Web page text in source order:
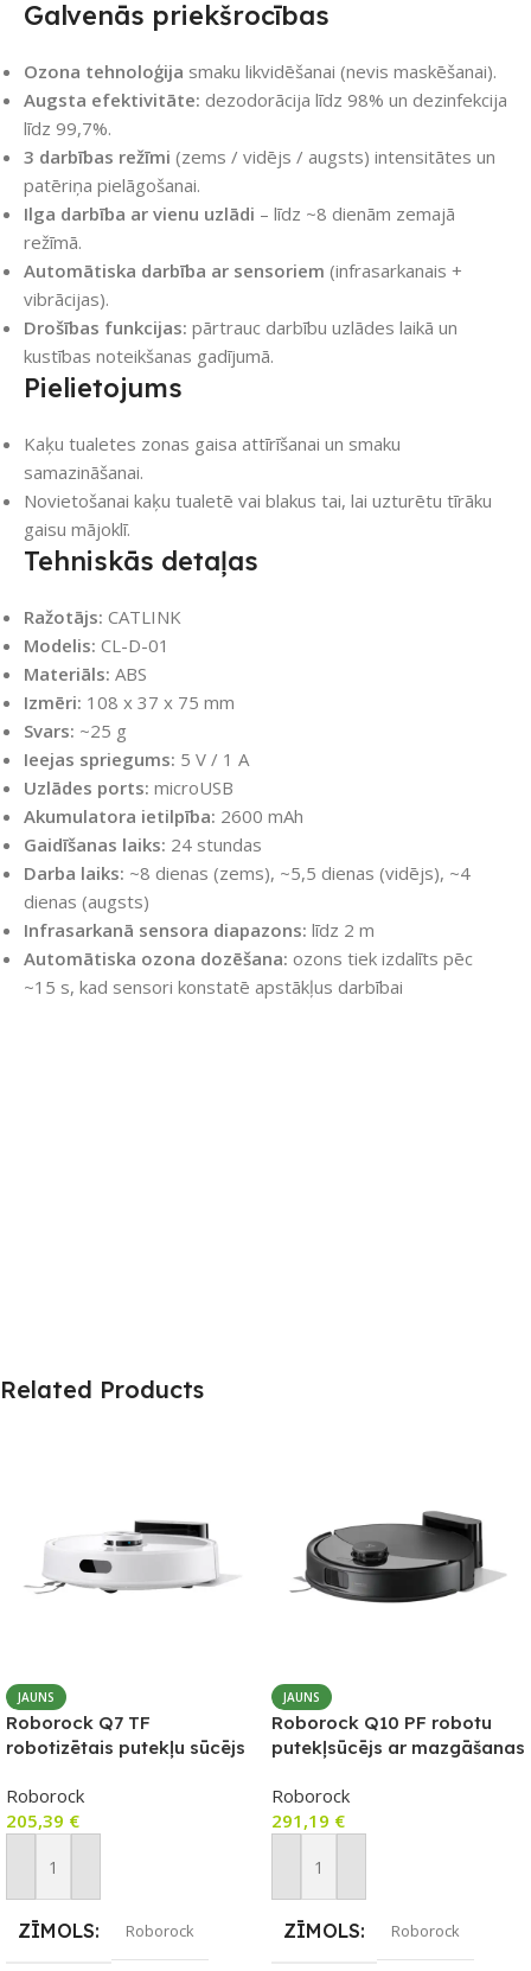
Galvenās priekšrocības
Ozona tehnoloģija smaku likvidēšanai (nevis maskēšanai).
Augsta efektivitāte: dezodorācija līdz 98% un dezinfekcija
līdz 99,7%.
3 darbības režīmi (zems / vidējs / augsts) intensitātes un
patēriņa pielāgošanai.
Ilga darbība ar vienu uzlādi – līdz ~8 dienām zemajā
režīmā.
Automātiska darbība ar sensoriem (infrasarkanais +
vibrācijas).
Drošības funkcijas: pārtrauc darbību uzlādes laikā un
kustības noteikšanas gadījumā.
Pielietojums
Kaķu tualetes zonas gaisa attīrīšanai un smaku
samazināšanai.
Novietošanai kaķu tualetē vai blakus tai, lai uzturētu tīrāku
gaisu mājoklī.
Tehniskās detaļas
Ražotājs: CATLINK
Modelis: CL-D-01
Materiāls: ABS
Izmēri: 108 x 37 x 75 mm
Svars: ~25 g
Ieejas spriegums: 5 V / 1 A
Uzlādes ports: microUSB
Akumulatora ietilpība: 2600 mAh
Gaidīšanas laiks: 24 stundas
Darba laiks: ~8 dienas (zems), ~5,5 dienas (vidējs), ~4
dienas (augsts)
Infrasarkanā sensora diapazons: līdz 2 m
Automātiska ozona dozēšana: ozons tiek izdalīts pēc
~15 s, kad sensori konstatē apstākļus darbībai
Related Products
JAUNS
Roborock Q7 TF
robotizētais putekļu sūcējs
balts
Roborock
205,39 €
Pievienot Grozam
ZĪMOLS Roborock
JAUNS
Roborock Q10 PF robotu
putekļsūcējs ar mazgāšanas
Roborock
291,19 €
Pievienot Grozam
ZĪMOLS Roborock